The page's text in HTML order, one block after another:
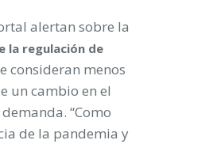
alertan sobre la
la regulación de
consideran menos
un cambio en el
“Como
de la pandemia y